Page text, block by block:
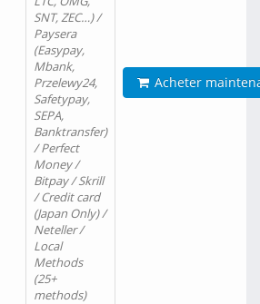
SNT, ZEC…) /
Paysera
(Easypay,
Mbank,
Przelewy24,
Safetypay,
SEPA,
Banktransfer)
/ Perfect
Money /
Bitpay / Skrill
/ Credit card
(Japan Only) /
Neteller /
Local
Methods
(25+
methods)
Acheter